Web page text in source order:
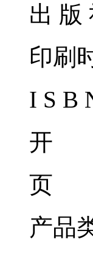
出 版
印刷
I S B
开
页
产品